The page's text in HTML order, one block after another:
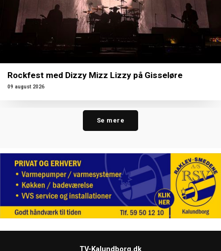
Rockfest med Dizzy Mizz Lizzy på Gisseløre
09 august 2026
Se mere